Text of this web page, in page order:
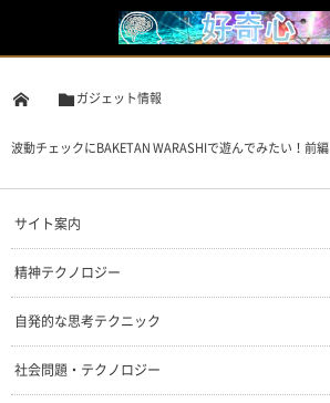
ガジェット情報
波動チェックにBAKETAN WARASHIで遊んでみたい！前編
サイト案内
精神テクノロジー
自発的な思考テクニック
社会問題・テクノロジー